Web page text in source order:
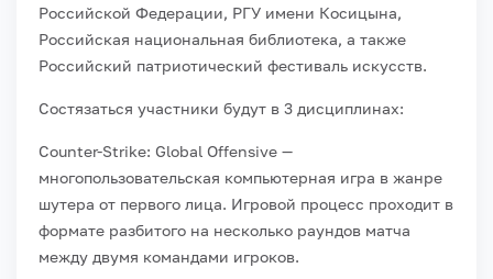
Российской Федерации, РГУ имени Косицына,
Российская национальная библиотека, а также
Российский патриотический фестиваль искусств.
Состязаться участники будут в 3 дисциплинах:
Counter-Strike: Global Offensive —
многопользовательская компьютерная игра в жанре
шутера от первого лица. Игровой процесс проходит в
формате разбитого на несколько раундов матча
между двумя командами игроков.